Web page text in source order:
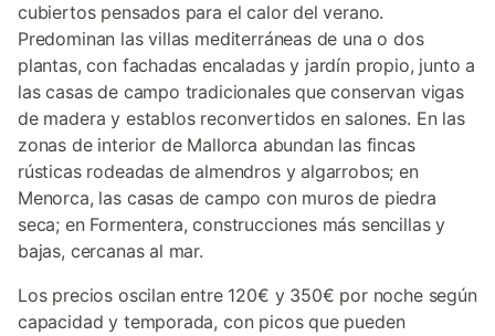
cubiertos pensados para el calor del verano.
Predominan las villas mediterráneas de una o dos
plantas, con fachadas encaladas y jardín propio, junto a
las casas de campo tradicionales que conservan vigas
de madera y establos reconvertidos en salones. En las
zonas de interior de Mallorca abundan las fincas
rústicas rodeadas de almendros y algarrobos; en
Menorca, las casas de campo con muros de piedra
seca; en Formentera, construcciones más sencillas y
bajas, cercanas al mar.
Los precios oscilan entre 120€ y 350€ por noche según
capacidad y temporada, con picos que pueden